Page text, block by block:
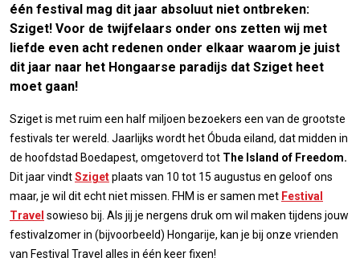
één festival mag dit jaar absoluut niet ontbreken:
Sziget! Voor de twijfelaars onder ons zetten wij met
liefde even acht redenen onder elkaar waarom je juist
dit jaar naar het Hongaarse paradijs dat Sziget heet
moet gaan!
Sziget is met ruim een half miljoen bezoekers een van de grootste
festivals ter wereld. Jaarlijks wordt het Óbuda eiland, dat midden in
de hoofdstad Boedapest, omgetoverd tot The Island of Freedom.
Dit jaar vindtSzigetplaats van 10 tot 15 augustus en geloof ons
maar, je wil dit echt niet missen. FHM is er samen met Festival
Travel sowieso bij. Als jij je nergens druk om wil maken tijdens jouw
festivalzomer in (bijvoorbeeld) Hongarije, kan je bij onze vrienden
van Festival Travel alles in één keer fixen!